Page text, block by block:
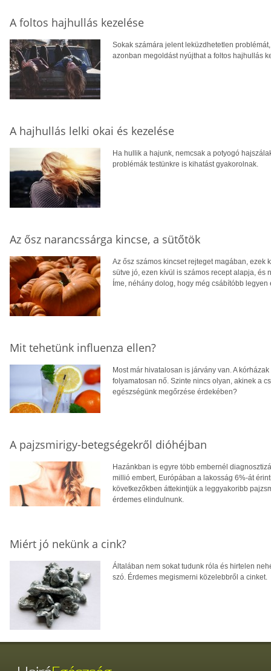
A foltos hajhullás kezelése
Sokak számára jelent leküzdhetetlen
azonban megoldást nyújthat a foltos hajhullás
A hajhullás lelki okai és kezelése
Ha hullik a hajunk, nemcsak a potyogó
problémák testünkre is kihatást gyakorolnak.
Az ősz narancssárga kincse, a sütőtök
Az ősz számos kincset rejteget magában, ezek
sütve jó, ezen kívül is számos recept alapja, és
Íme, néhány dolog, hogy még csábítóbb legyen
Mit tehetünk influenza ellen?
Most már hivatalosan is járvány van. A
folyamatosan nő. Szinte nincs olyan, akinek a
egészségünk megőrzése érdekében?
A pajzsmirigy-betegségekről dióhéjban
Hazánkban is egyre több embernél
millió embert, Európában a lakosság 6%-át
következőkben áttekintjük a leggyakoribb
érdemes elindulnunk.
Miért jó nekünk a cink?
Általában nem sokat tudunk róla és hirtelen
szó. Érdemes megismerni közelebbről a cinket.